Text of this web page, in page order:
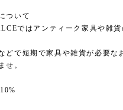
ついて
ではアンティーク家具や雑貨
どで短期で家具や雑貨が必要な
せ。